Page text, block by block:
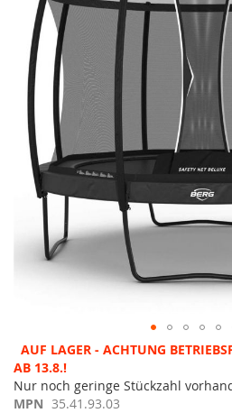
springen
Zum
Anfang
der
Bildergalerie
AUF LAGER - ACHTUNG
AB 13.8.!
Nur noch geringe Stückzahl
MPN 35.41.93.03